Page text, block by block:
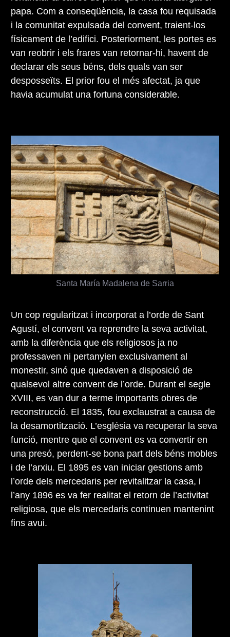
papa. Com a conseqüència, la casa fou requisada
i la comunitat expulsada del convent, traient-los
físicament de l’edifici. Posteriorment, les portes es
van reobrir i els frares van retornar-hi, havent de
declarar els seus béns, dels quals van ser
desposseïts. El prior fou el més afectat, ja que
havia acumulat una fortuna considerable.
Un cop regularitzat i incorporat a l’orde de Sant
Agustí, el convent va reprendre la seva activitat,
amb la diferència que els religiosos ja no
professaven ni pertanyien exclusivament al
monestir, sinó que quedaven a disposició de
qualsevol altre convent de l’orde. Durant el segle
XVIII, es van dur a terme importants obres de
reconstrucció. El 1835, fou exclaustrat a causa de
la desamortització. L’església va recuperar la seva
funció, mentre que el convent es va convertir en
una presó, perdent-se bona part dels béns mobles
i de l’arxiu. El 1895 es van iniciar gestions amb
l’orde dels mercedaris per revitalitzar la casa, i
l’any 1896 es va fer realitat el retorn de l’activitat
religiosa, que els mercedaris continuen mantenint
fins avui.
Santa María Madalena de Sarria